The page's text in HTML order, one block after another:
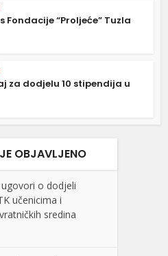
Fondacije “Proljeće” Tuzla
za dodjelu 10 stipendija u
OBJAVLJENO
o dodjeli
učenicima i
sredina